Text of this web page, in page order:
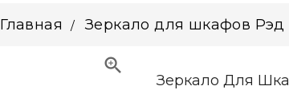
Главная Зеркало для шкафов Рэд

Зеркало Для